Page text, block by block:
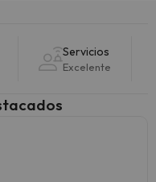
Servicios
Excelente